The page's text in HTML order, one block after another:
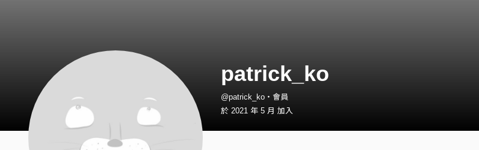
patrick_ko
@patrick_ko・會員
於 2021 年 5 月 加入